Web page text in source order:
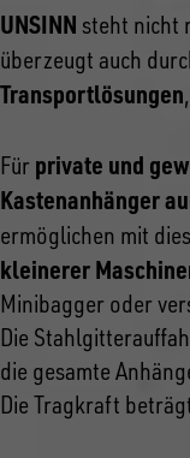
UNSINN steht nicht
überzeugt auch
Transportlösungen
Für private und
Kastenanhänger
ermöglichen mit
kleinerer
Minibagger oder
Die
die gesamte
Die Tragkraft